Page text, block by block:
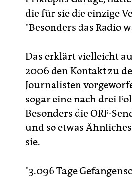
die für sie die einzige
"Besonders das Radio
Das erklärt vielleicht
2006 den Kontakt zu
Journalisten
sogar eine nach drei
Besonders die ORF-
und so etwas
sie.
"3.096 Tage